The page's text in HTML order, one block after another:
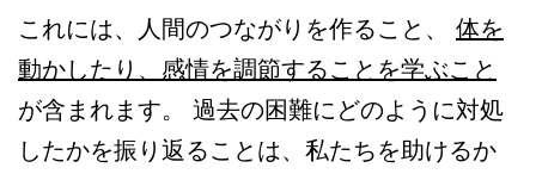
これには、人間のつながりを作ること、 体を
動かしたり、感情を調節することを学ぶこと
が含まれます。 過去の困難にどのように対処
したかを振り返ることは、私たちを助けるか